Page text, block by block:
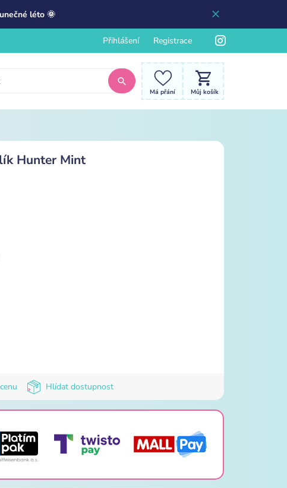
léto 🌞
Přihlášení Registrace
Má přání Můj košík
Hunter Mint
Hlídat dostupnost